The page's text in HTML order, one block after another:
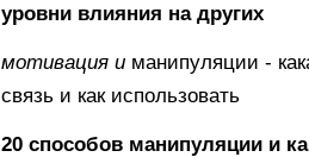
уровни влияния на других
мотивация и манипуляции -
связь и как использовать
20 способов манипуляции и